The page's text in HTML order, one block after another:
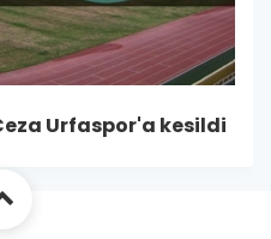
Urfaspor'a kesildi